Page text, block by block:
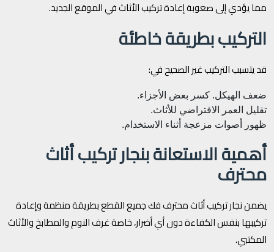
مما يؤدي إلى صعوبة إعادة تركيب الأثاث في الموقع الجديد.
التركيب بطريقة خاطئة
قد يتسبب التركيب غير الصحيح في:
ضعف الهيكل. كسر بعض الأجزاء.
تقليل العمر الافتراضي للأثاث.
ظهور أصوات مزعجة أثناء الاستخدام.
أهمية الاستعانة بنجار تركيب أثاث
محترف
يضمن نجار تركيب أثاث محترف فك جميع القطع بطريقة منظمة وإعادة
تركيبها بنفس الكفاءة دون أي أضرار، خاصة غرف النوم والمطابخ والأثاث
المكتبي.